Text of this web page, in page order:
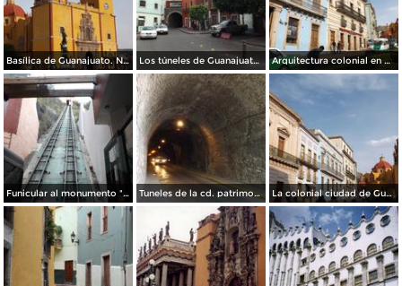
Basílica de Guanajuato. Noviembre/2012 Los túneles de Guanajuato. Noviembre/2012 Arquitectura colonial en Guanajuato. Noviembre/2012
Funicular al monumento "El Pipila". Guanajuato. Noviembre/2012 Tuneles de la cd. patrimonio cultural de la humanidad. Noviembre/2012 La colonial ciudad de Guanajuato. Noviembre/2012